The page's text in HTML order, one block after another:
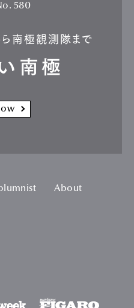
580
ら南極観測隊まで
南極
About